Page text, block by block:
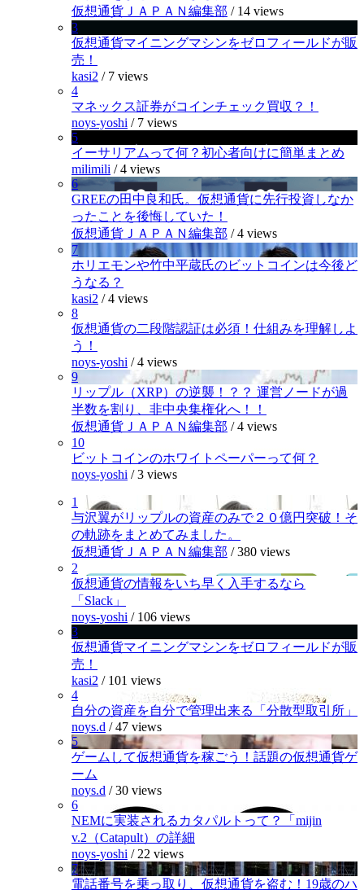
仮想通貨ＪＡＰＡＮ編集部 / 14 views
3
仮想通貨マイニングマシンをゼロフィールドが販
売！
kasi2 / 7 views
4
マネックス証券がコインチェック買収？！
noys-yoshi / 7 views
5
イーサリアムって何？初心者向けに簡単まとめ
milimili /4 views
6
GREEの田中良和氏。仮想通貨に先行投資しなか
ったことを後悔していた！
仮想通貨ＪＡＰＡＮ編集部 /4 views
7
ホリエモンや竹中平蔵氏のビットコインは今後ど
うなる？
kasi2 /4 views
8
仮想通貨の二段階認証は必須！仕組みを理解しよ
う！
noys-yoshi /4 views
9
リップル（XRP）の逆襲！？？ 運営ノードが過
半数を割り、非中央集権化へ！！
仮想通貨ＪＡＰＡＮ編集部 /4 views
10
ビットコインのホワイトペーパーって何？
noys-yoshi /3 views
1
与沢翼がリップルの資産のみで２０億円突破！そ
の軌跡をまとめてみました。
仮想通貨ＪＡＰＡＮ編集部 /380 views
2
仮想通貨の情報をいち早く入手するなら
「Slack」
noys-yoshi / 106 views
3
仮想通貨マイニングマシンをゼロフィールドが販
売！
kasi2 / 101 views
4
自分の資産を自分で管理出来る「分散型取引所」
noys.d /47 views
5
ゲームして仮想通貨を稼ごう！話題の仮想通貨ゲ
ーム
noys.d /30 views
6
NEMに実装されるカタパルトって？「mijin
v.2（Catapult）の詳細
noys-yoshi / 22 views
7
電話番号を乗っ取り、仮想通貨を盗む！19歳のハ